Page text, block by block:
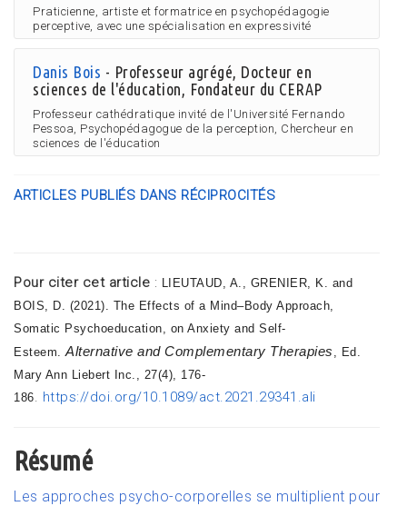
Praticienne, artiste et formatrice en psychopédagogie
perceptive, avec une spécialisation en expressivité
Danis Bois - Professeur agrégé, Docteur en
sciences de l'éducation, Fondateur du CERAP
Professeur cathédratique invité de l'Université Fernando
Pessoa, Psychopédagogue de la perception, Chercheur en
sciences de l'éducation
ARTICLES PUBLIÉS DANS RÉCIPROCITÉS
Pour citer cet article :
LIEUTAUD, A., GRENIER, K. and
BOIS, D. (2021). The Effects of a Mind–Body Approach,
Somatic Psychoeducation, on Anxiety and Self-
Esteem. Alternative and Complementary Therapies , Ed.
Mary Ann Liebert Inc., 27(4), 176-
186. https://doi.org/10.1089/act.2021.29341.ali
Résumé
Les approches psycho-corporelles se multiplient pour